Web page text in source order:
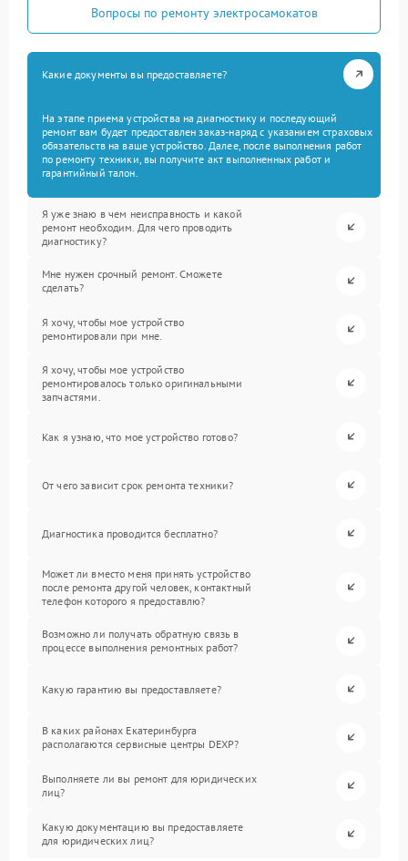
Вопросы по ремонту электросамокатов
Какие документы вы предоставляете?
На этапе приема устройства на диагностику и последующий
ремонт вам будет предоставлен заказ-наряд с указанием страховых
обязательств на ваше устройство. Далее, после выполнения работ
по ремонту техники, вы получите акт выполненных работ и
гарантийный талон.
Я уже знаю в чем неисправность и какой
ремонт необходим. Для чего проводить
диагностику?
Мне нужен срочный ремонт. Сможете
сделать?
Я хочу, чтобы мое устройство
ремонтировали при мне.
Я хочу, чтобы мое устройство
ремонтировалось только оригинальными
запчастями.
Как я узнаю, что мое устройство готово?
От чего зависит срок ремонта техники?
Диагностика проводится бесплатно?
Может ли вместо меня принять устройство
после ремонта другой человек, контактный
телефон которого я предоставлю?
Возможно ли получать обратную связь в
процессе выполнения ремонтных работ?
Какую гарантию вы предоставляете?
В каких районах Екатеринбурга
располагаются сервисные центры DEXP?
Выполняете ли вы ремонт для юридических
лиц?
Какую документацию вы предоставляете
для юридических лиц?